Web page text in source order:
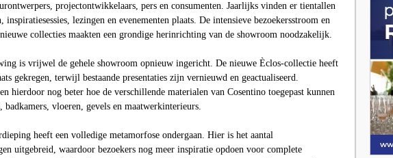
projectontwikkelaars, pers en consumenten. Jaarlijks vinden er tientallen
inspiratiesessies, lezingen en evenementen plaats. De intensieve bezoekersstroom en
collecties maakten een grondige herinrichting van de showroom noodzakelijk.
is vrijwel de gehele showroom opnieuw ingericht. De nieuwe Èclos-collectie heeft
gekregen, terwijl bestaande presentaties zijn vernieuwd en geactualiseerd.
hierdoor nog beter hoe de verschillende materialen van Cosentino toegepast kunnen
badkamers, vloeren, gevels en maatwerkinterieurs.
heeft een volledige metamorfose ondergaan. Hier is het aantal
uitgebreid, waardoor bezoekers nog meer inspiratie opdoen voor complete